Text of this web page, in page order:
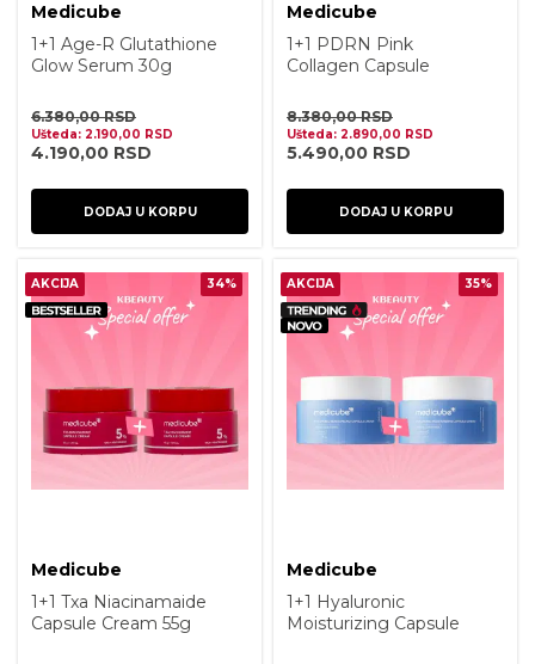
Medicube
1+1 Age-R Glutathione
Glow Serum 30g
6.380,00RSD
Ušteda: 2.190,00 RSD
4.190,00 RSD
DODAJ U KORPU
Medicube
1+1 PDRN Pink
Collagen Capsule
8.380,00RSD
Ušteda: 2.890,00 RSD
5.490,00 RSD
DODAJ U KORPU
AKCIJA 34%
Medicube
1+1 Txa Niacinamaide
Capsule Cream 55g
AKCIJA 35%
Medicube
1+1 Hyaluronic
Moisturizing Capsule